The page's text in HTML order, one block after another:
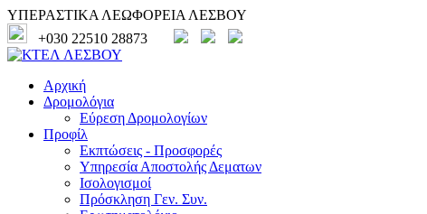
ΥΠΕΡΑΣΤΙΚΑ ΛΕΩΦΟΡΕΙΑ ΛΕΣΒΟΥ
+030 22510 28873
Αρχική
Δρομολόγια
Εύρεση Δρομολογίων
Προφίλ
Εκπτώσεις - Προσφορές
Υπηρεσία Αποστολής Δεματων
Ισολογισμοί
Πρόσκληση Γεν. Συν.